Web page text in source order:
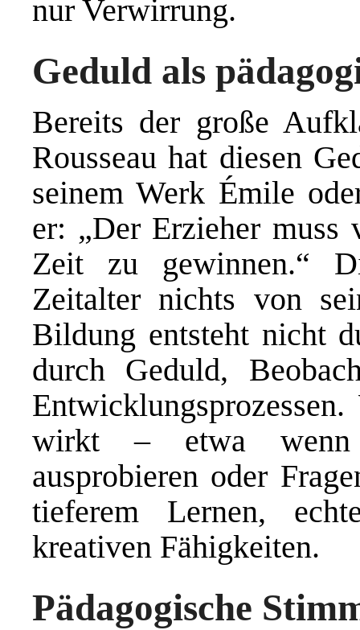
nur Verwirrung.
Geduld als
Bereits der große
Rousseau hat diesen
seinem Werk Émile
er: „Der Erzieher
Zeit zu gewinnen.“
Zeitalter nichts von
Bildung entsteht nicht
durch Geduld,
wirkt – etwa wenn
ausprobieren oder
tieferem Lernen,
kreativen Fähigkeiten.
Pädagogische